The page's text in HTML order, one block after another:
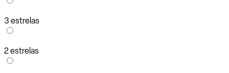
3 estrelas
2 estrelas